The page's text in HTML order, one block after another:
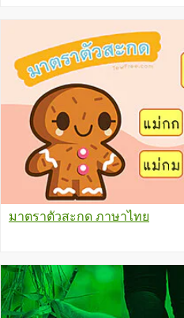
มาตราตัวสะกด ภาษาไทย